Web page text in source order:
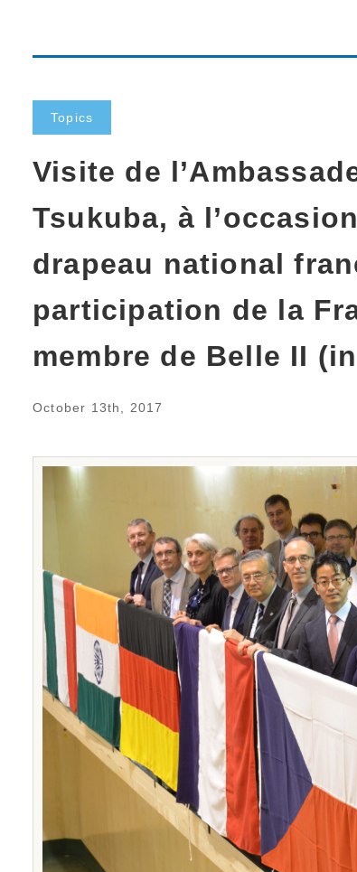
Topics
Visite de
Tsukuba, à
drapeau national
participation de la
membre de Belle II
October 13th, 2017